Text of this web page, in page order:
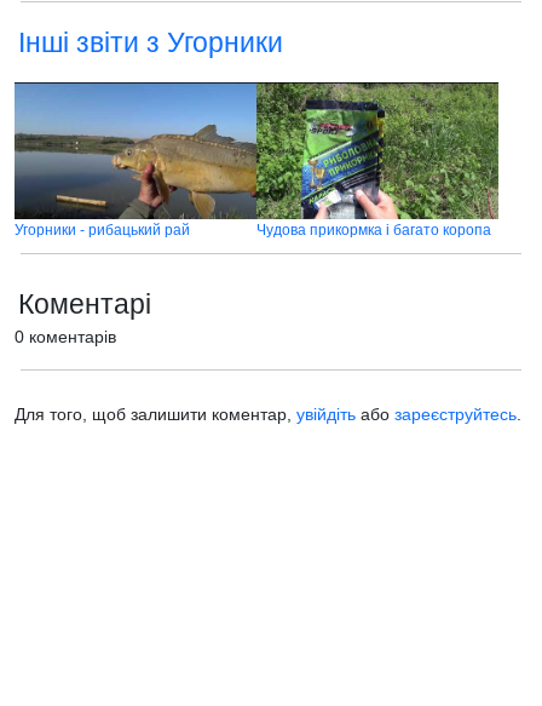
Інші звіти з Угорники
Угорники - рибацький рай Чудова прикормка і багато коропа
Коментарі
0 коментарів
Для того, щоб залишити коментар, увійдіть або зареєструйтесь